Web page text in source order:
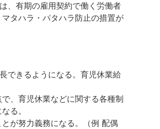
、有期の雇用契約で働く労働者
タハラ・パタハラ防止の措置が
できるようになる。育児休業給
、育児休業などに関する各種制
る。
が努力義務になる。（例 配偶